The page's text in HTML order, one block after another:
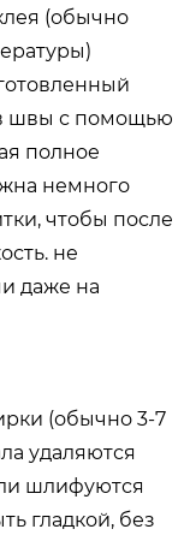
(обычно
швы с помощью
полное
немного
чтобы после
не
даже на
(обычно 3-7
удаляются
шлифуются
гладкой, без